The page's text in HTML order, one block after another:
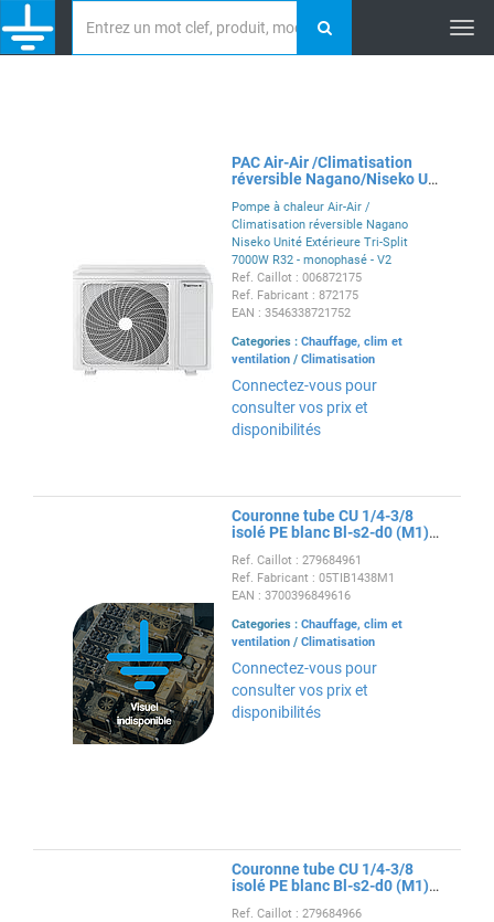
PAC Air-Air /Climatisation
réversible Nagano/Niseko UE
Pompe à chaleur Air-Air /
Climatisation réversible Nagano
Niseko Unité Extérieure Tri-Split
7000W R32 - monophasé - V2
Ref. Caillot : 006872175
Ref. Fabricant : 872175
EAN : 3546338721752
Categories : Chauffage, clim et
ventilation / Climatisation
Connectez-vous pour
consulter vos prix et
disponibilités
Couronne tube CU 1/4-3/8
isolé PE blanc Bl-s2-d0 (M1)
Ref. Caillot : 279684961
Ref. Fabricant : 05TIB1438M1
EAN : 3700396849616
Categories : Chauffage, clim et
ventilation / Climatisation
Connectez-vous pour
consulter vos prix et
disponibilités
Couronne tube CU 1/4-3/8
isolé PE blanc Bl-s2-d0 (M1)
Ref. Caillot : 279684966